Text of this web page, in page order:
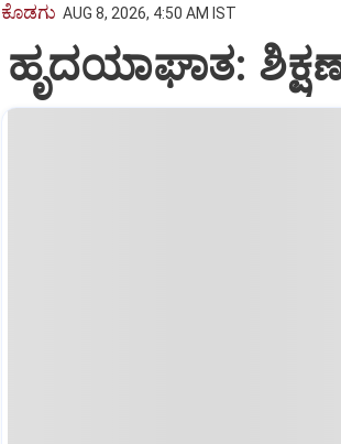
ಕೊಡಗು AUG 8, 2026, 4:50 AM IST
ಹೃದಯಾಘಾತ: